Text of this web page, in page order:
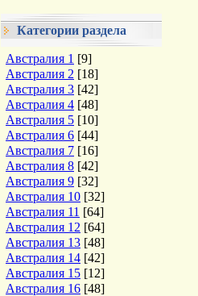
Категории раздела
Австралия 1 [9]
Австралия 2 [18]
Австралия 3 [42]
Австралия 4 [48]
Австралия 5 [10]
Австралия 6 [44]
Австралия 7 [16]
Австралия 8 [42]
Австралия 9 [32]
Австралия 10 [32]
Австралия 11 [64]
Австралия 12 [64]
Австралия 13 [48]
Австралия 14 [42]
Австралия 15 [12]
Австралия 16 [48]